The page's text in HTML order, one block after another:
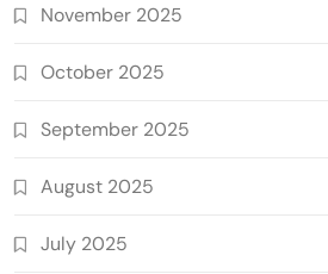
November 2025
October 2025
September 2025
August 2025
July 2025